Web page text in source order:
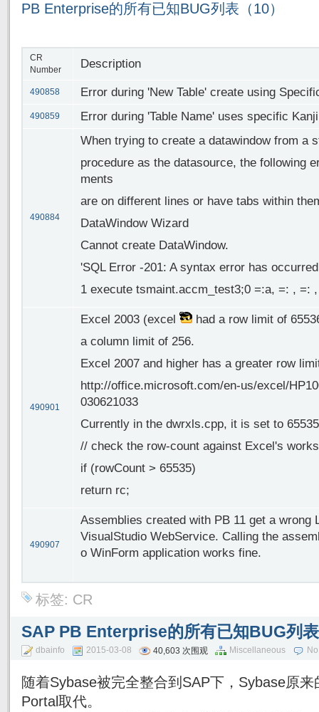
PB Enterprise的所有已知BUG列表（10）
CR
Number
Description
490858 Error during 'New Table' create using
490859 Error during 'Table Name' uses specific
490884
When trying to create a datawindow from a
procedure as the datasource, the following
ments
are on different lines or have tabs within
DataWindow Wizard
Cannot create DataWindow.
'SQL Error -201: A syntax error has occurred
1 execute tsmaint.accm_test3;0 =:a, =: , =:
490901
Excel 2003 (excel
had a row limit of
a column limit of 256.
Excel 2007 and higher has a greater row
http://office.microsoft.com/en-us/excel/
030621033
Currently in the dwrxls.cpp, it is set to
// check the row-count against Excel's
if (rowCount > 65535)
return rc;
490907
Assemblies created with PB 11 get a wrong
VisualStudio WebService. Calling the
o WinForm application works fine.
标签: CR
SAP PB Enterprise的所有已知BUG列
dbainfo 2015-03-08 40,603 次围观 Miscellaneous
随着Sybase被完全整合到SAP下，Sybase原
Portal取代。